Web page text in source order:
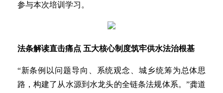
参与本次培训学习。
法条解读直击痛点 五大核心制度筑牢供水法治根基
“新条例以问题导向、系统观念、城乡统筹为总体思
路，构建了从水源到水龙头的全链条法规体系。”龚道